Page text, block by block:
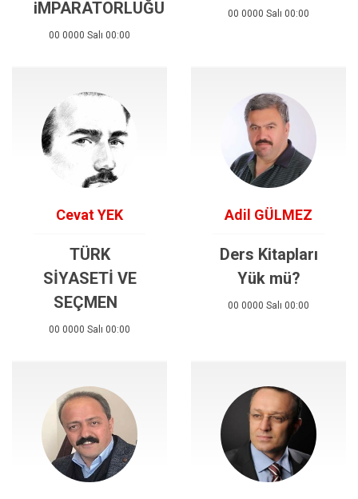
iMPARATORLUĞU
00 0000 Salı 00:00
00 0000 Salı 00:00
Cevat YEK
TÜRK
SİYASETİ VE
SEÇMEN
00 0000 Salı 00:00
Adil GÜLMEZ
Ders Kitapları
Yük mü?
00 0000 Salı 00:00